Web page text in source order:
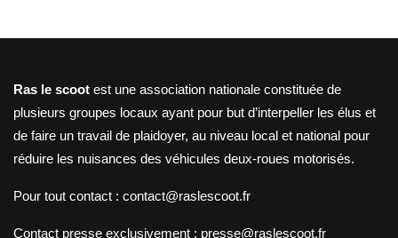
Ras le scoot est une association nationale constituée de
plusieurs groupes locaux ayant pour but d’interpeller les élus et
de faire un travail de plaidoyer, au niveau local et national pour
réduire les nuisances des véhicules deux-roues motorisés.
Pour tout contact : contact@raslescoot.fr
Contact presse exclusivement : presse@raslescoot.fr